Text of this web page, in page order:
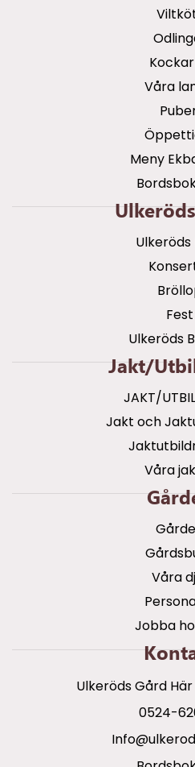
Våra
Meny
Fest
Ulkeröds
Jakt/
JAKT/
Jakt och
Våra
Våra
Jobba
Ulkeröds Gård
0524-